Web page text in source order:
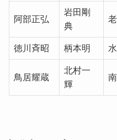
阿部正弘
岩田剛
典
徳川斉昭 柄本明
鳥居耀蔵
北村一
輝